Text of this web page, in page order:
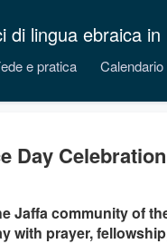
di lingua ebraica in
e pratica
Day Celebration
Jaffa community of
with prayer,